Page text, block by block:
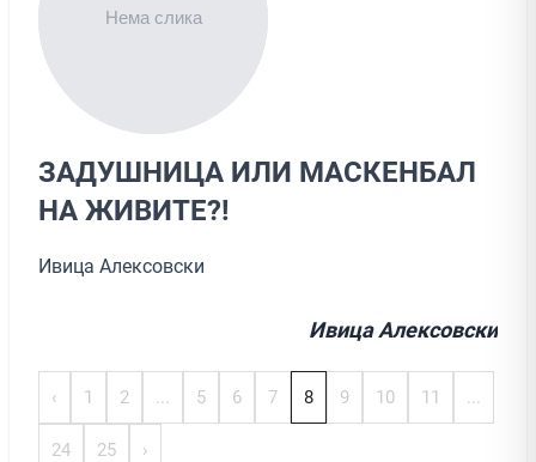
ЗАДУШНИЦА ИЛИ МАСКЕНБАЛ
НА ЖИВИТЕ?!
Ивица Алексовски
Ивица Алексовски
‹ 1 2 ... 5 6 7 8 9 10 11 ...
24 25 ›